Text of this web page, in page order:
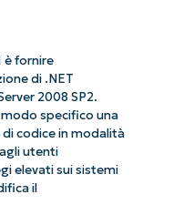
è fornire
di .NET
2008 SP2.
specifico una
codice in modalità
utenti
elevati sui sistemi
il